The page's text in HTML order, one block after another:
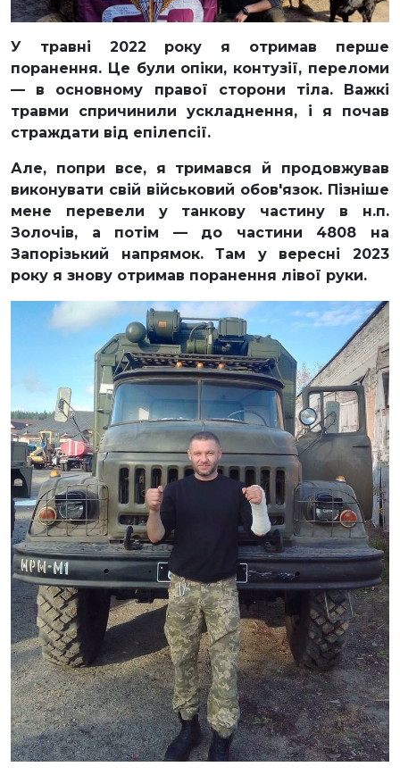
У травні 2022 року я отримав перше
поранення. Це були опіки, контузії, переломи
— в основному правої сторони тіла. Важкі
травми спричинили ускладнення, і я почав
страждати від епілепсії.
Але, попри все, я тримався й продовжував
виконувати свій військовий обов'язок. Пізніше
мене перевели у танкову частину в н.п.
Золочів, а потім — до частини 4808 на
Запорізький напрямок. Там у вересні 2023
року я знову отримав поранення лівої руки.